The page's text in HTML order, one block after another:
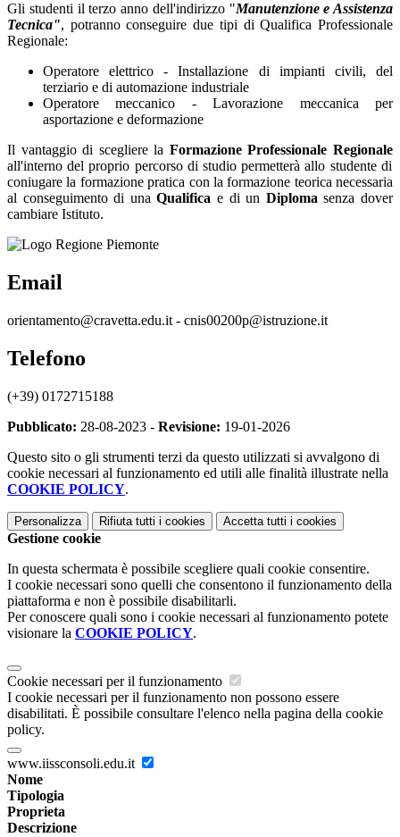
Gli studenti il terzo anno dell'indirizzo "Manutenzione e Assistenza
Tecnica", potranno conseguire due tipi di Qualifica Professionale
Regionale:
Operatore elettrico - Installazione di impianti civili, del
terziario e di automazione industriale
Operatore meccanico - Lavorazione meccanica per
asportazione e deformazione
Il vantaggio di scegliere la Formazione Professionale Regionale
all'interno del proprio percorso di studio permetterà allo studente di
coniugare la formazione pratica con la formazione teorica necessaria
al conseguimento di unaQualifica e di un Diplomasenza dover
cambiare Istituto.
Email
orientamento@cravetta.edu.it - cnis00200p@istruzione.it
Telefono
(+39) 0172715188
Pubblicato: 28-08-2023 - Revisione: 19-01-2026
Questo sito o gli strumenti terzi da questo utilizzati si avvalgono di
cookie necessari al funzionamento ed utili alle finalità illustrate nella
COOKIE POLICY.
Personalizza Rifiuta tutti i cookies Accetta tutti i cookies
Gestione cookie
In questa schermata è possibile scegliere quali cookie consentire.
I cookie necessari sono quelli che consentono il funzionamento della
piattaforma e non è possibile disabilitarli.
Per conoscere quali sono i cookie necessari al funzionamento potete
visionare la COOKIE POLICY.
Cookie necessari per il funzionamento
I cookie necessari per il funzionamento non possono essere
disabilitati. È possibile consultare l'elenco nella pagina della cookie
policy.
www.iissconsoli.edu.it
Nome
Tipologia
Proprieta
Descrizione